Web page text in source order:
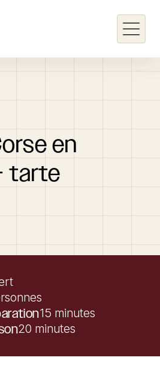
en
tarte
15 minutes
20 minutes